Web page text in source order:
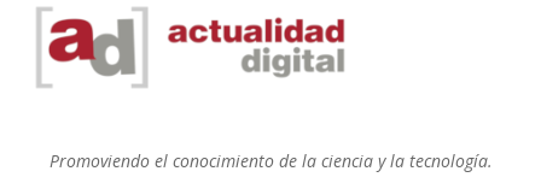
Promoviendo el conocimiento de la ciencia y la tecnología.